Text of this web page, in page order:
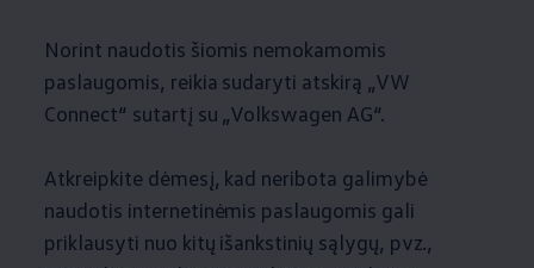
Norint naudotis šiomis nemokamomis
paslaugomis, reikia sudaryti atskirą „VW
Connect“ sutartį su „Volkswagen AG“.
Atkreipkite dėmesį, kad neribota galimybė
naudotis internetinėmis paslaugomis gali
priklausyti nuo kitų išankstinių sąlygų, pvz.,